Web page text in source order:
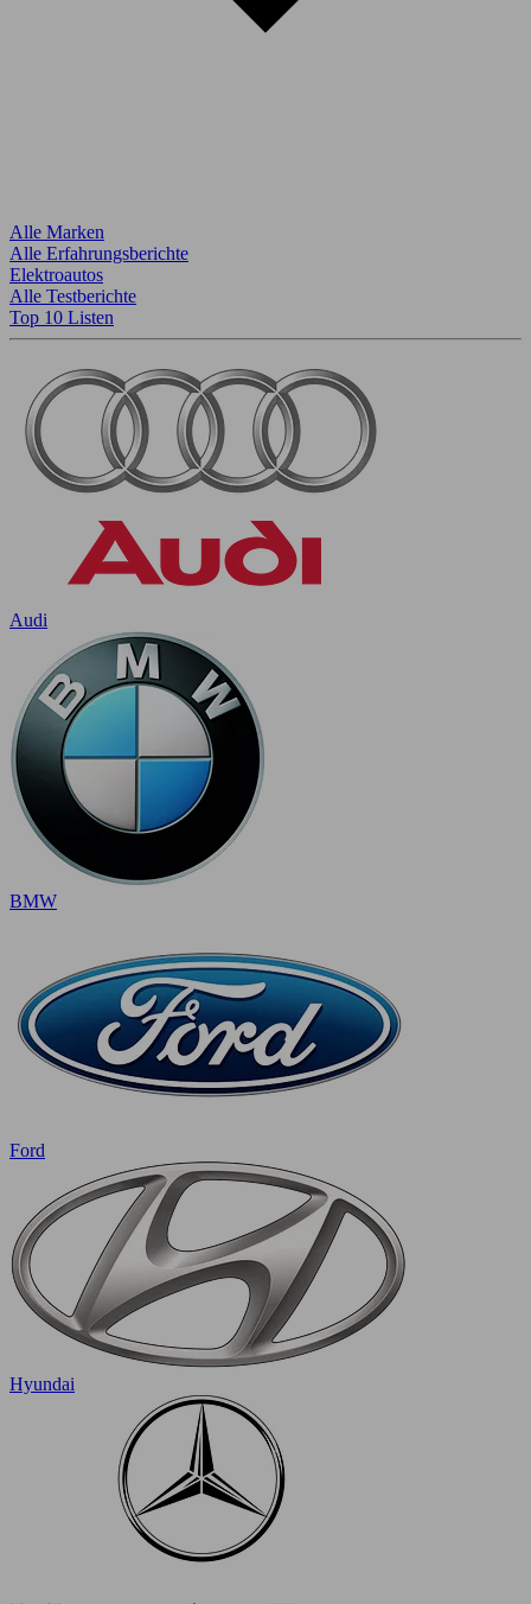
Alle Marken
Alle Erfahrungsberichte
Elektroautos
Alle Testberichte
Top 10 Listen
Audi
BMW
Ford
Hyundai